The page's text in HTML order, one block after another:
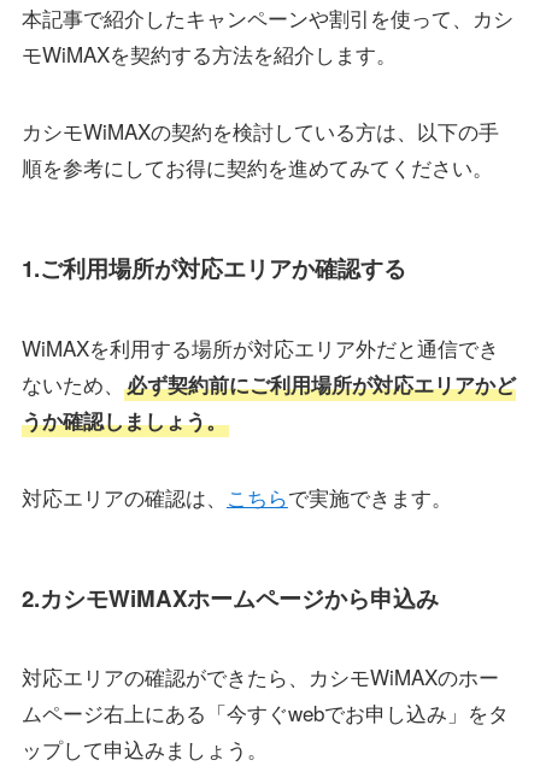
本記事で紹介したキャンペーンや割引を使って、カシ
モWiMAXを契約する方法を紹介します。
カシモWiMAXの契約を検討している方は、以下の手
順を参考にしてお得に契約を進めてみてください。
1.ご利用場所が対応エリアか確認する
WiMAXを利用する場所が対応エリア外だと通信でき
ないため、
必ず契約前にご利用場所が対応エリアかど
うか確認しましょう。
対応エリアの確認は、 こちらで実施できます。
2.カシモWiMAXホームページから申込み
対応エリアの確認ができたら、カシモWiMAXのホー
ムページ右上にある「今すぐwebでお申し込み」をタ
ップして申込みましょう。